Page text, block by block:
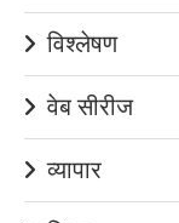
विश्लेषण
वेब सीरीज
व्यापार